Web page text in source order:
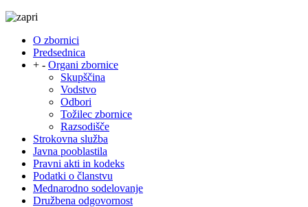
O zbornici
Predsednica
+ - Organi zbornice
Skupščina
Vodstvo
Odbori
Tožilec zbornice
Razsodišče
Strokovna služba
Javna pooblastila
Pravni akti in kodeks
Podatki o članstvu
Mednarodno sodelovanje
Družbena odgovornost